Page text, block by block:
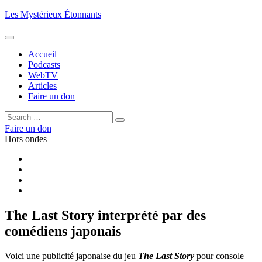
Aller
contenu
Les Mystérieux Étonnants
Accueil
Podcasts
WebTV
Articles
Faire un don
Rechercher :
Rechercher
Faire un don
Hors ondes
The Last Story interprété par des
comédiens japonais
Voici une publicité japonaise du jeu The Last Story pour console